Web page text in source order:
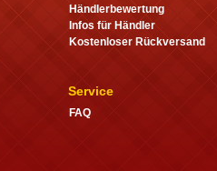
Händlerbewertung
Infos für Händler
Kostenloser Rückversand
Service
FAQ